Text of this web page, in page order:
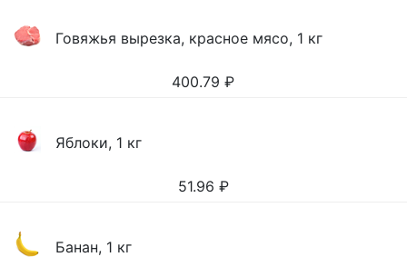
Говяжья вырезка, красное мясо, 1 кг
400.79 ₽
Яблоки, 1 кг
51.96 ₽
Банан, 1 кг